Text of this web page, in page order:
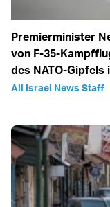
Premierminister
von F-35-
des NATO-Gipfels
All Israel News Staff